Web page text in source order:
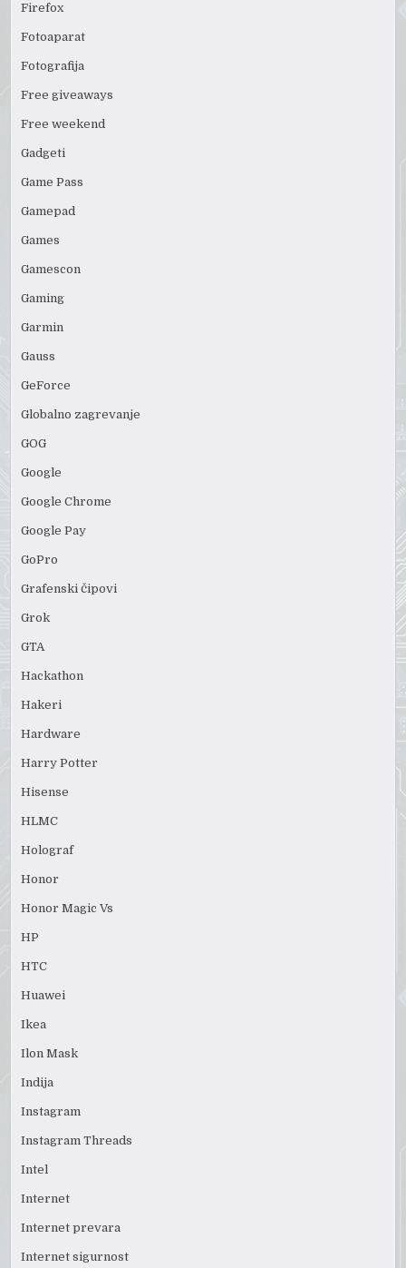
Firefox
Fotoaparat
Fotografija
Free giveaways
Free weekend
Gadgeti
Game Pass
Gamepad
Games
Gamescon
Gaming
Garmin
Gauss
GeForce
Globalno zagrevanje
GOG
Google
Google Chrome
Google Pay
GoPro
Grafenski čipovi
Grok
GTA
Hackathon
Hakeri
Hardware
Harry Potter
Hisense
HLMC
Holograf
Honor
Honor Magic Vs
HP
HTC
Huawei
Ikea
Ilon Mask
Indija
Instagram
Instagram Threads
Intel
Internet
Internet prevara
Internet sigurnost